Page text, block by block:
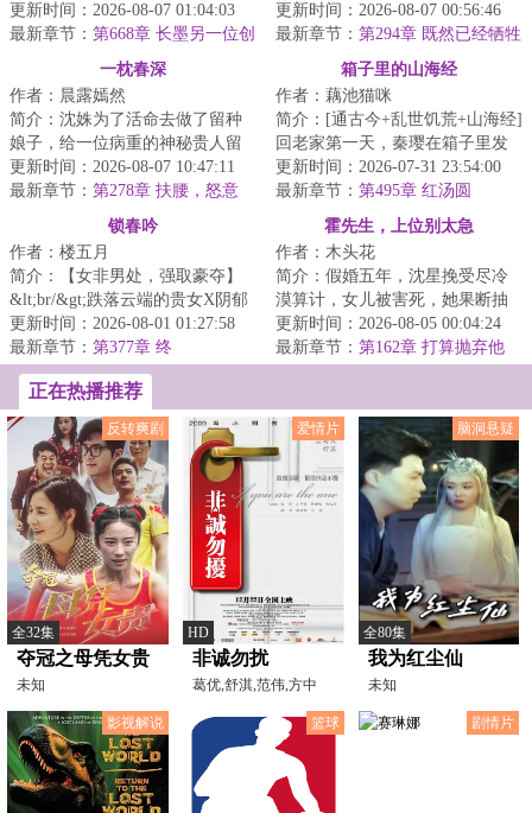
为她深爱着他。也相信终有一
天，她能将他的心...
更新时间：2026-08-07 01:04:03
最新章节： 第668章 长墨另一位创
着孕肚上找上门来，还说怀的是
谢晏京的孩子，...
更新时间：2026-08-07 00:56:46
最新章节： 第294章 既然已经牺牲
过色相了那就牺牲的更彻底一些
一枕春深
作者：晨露嫣然
简介：沈姝为了活命去做了留种
娘子，给一位病重的神秘贵人留
下血脉。数年后，她带着软萌萌
的小女儿重返京...
更新时间：2026-08-07 10:47:11
最新章节： 第278章 扶腰，怒意
箱子里的山海经
作者：藕池猫咪
简介：[通古今+乱世饥荒+山海经]
回老家第一天，秦璎在箱子里发
现个古代小人国。小人国里有乱
世饥荒，有暴...
更新时间：2026-07-31 23:54:00
最新章节： 第495章 红汤圆
锁春吟
作者：楼五月
简介：【女非男处，强取豪夺】
&lt;br/&gt;跌落云端的贵女X阴郁
病娇摄政王&lt;br/&gt;沈辞吟是国
公府嫡女...
更新时间：2026-08-01 01:27:58
最新章节： 第377章 终
霍先生，上位别太急
作者：木头花
简介：假婚五年，沈星挽受尽冷
漠算计，女儿被害死，她果断抽
身离开。&lt;br/&gt;却被渣男警告
威胁：“乖...
更新时间：2026-08-05 00:04:24
最新章节： 第162章 打算抛弃他
正在热播推荐
反转爽剧
全32集
夺冠之母凭女贵
未知
爱情片
HD
非诚勿扰
葛优,舒淇,范伟,方中
信,胡可,巩新亮,车晓,
脑洞悬疑
全80集
我为红尘仙
未知
影视解说 篮球 剧情片